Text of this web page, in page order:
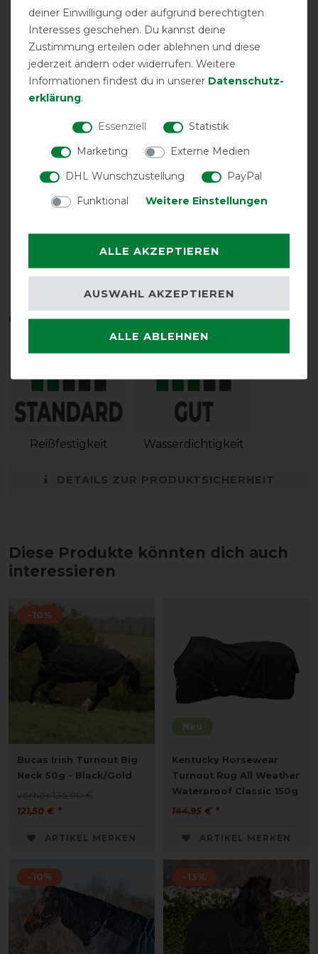
Frontverschluss
wasserdicht
Qualitätsstufen
Reißfestigkeit Wasserdichtigkeit
DETAILS ZUR PRODUKTSICHERHEIT
Diese Produkte könnten dich auch
interessieren
-10%
Bucas Irish Turnout Big
Neck 50g - Black/Gold
vorher 135,00 €
121,50 € *
ARTIKEL MERKEN
Neu
Kentucky Horsewear
Turnout Rug All Weather
Waterproof Classic 150g
144,95 € *
ARTIKEL MERKEN
-10% -13%
deiner Einwilligung oder aufgrund berechtigten
Interesses geschehen. Du kannst deine
Zustimmung erteilen oder ablehnen und diese
jederzeit ändern oder widerrufen. Weitere
Informationen findest du in unserer Daten­schutz­
erklärung.
Essenziell
Statistik
Marketing
Externe Medien
DHL Wunschzustellung
PayPal
Funktional
Weitere Einstellungen
ALLE AKZEPTIEREN
ALLE ABLEHNEN
AUSWAHL AKZEPTIEREN